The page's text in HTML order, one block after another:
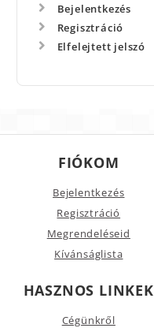
Bejelentkezés
Regisztráció
Elfelejtett jelszó
FIÓKOM
Bejelentkezés
Regisztráció
Megrendeléseid
Kívánságlista
HASZNOS LINKEK
Cégünkről